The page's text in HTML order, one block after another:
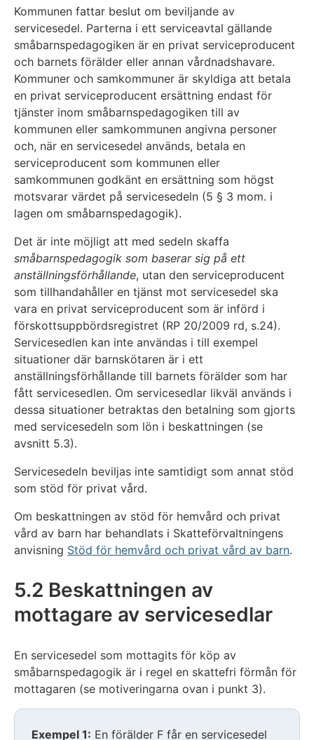
Kommunen fattar beslut om beviljande av
servicesedel. Parterna i ett serviceavtal gällande
småbarnspedagogiken är en privat serviceproducent
och barnets förälder eller annan vårdnadshavare.
Kommuner och samkommuner är skyldiga att betala
en privat serviceproducent ersättning endast för
tjänster inom småbarnspedagogiken till av
kommunen eller samkommunen angivna personer
och, när en servicesedel används, betala en
serviceproducent som kommunen eller
samkommunen godkänt en ersättning som högst
motsvarar värdet på servicesedeln (5 § 3 mom. i
lagen om småbarnspedagogik).
Det är inte möjligt att med sedeln skaffa
småbarnspedagogik som baserar sig på ett
anställningsförhållande, utan den serviceproducent
som tillhandahåller en tjänst mot servicesedel ska
vara en privat serviceproducent som är införd i
förskottsuppbördsregistret (RP 20/2009 rd, s.24).
Servicesedlen kan inte användas i till exempel
situationer där barnskötaren är i ett
anställningsförhållande till barnets förälder som har
fått servicesedlen. Om servicesedlar likväl används i
dessa situationer betraktas den betalning som gjorts
med servicesedeln som lön i beskattningen (se
avsnitt 5.3).
Servicesedeln beviljas inte samtidigt som annat stöd
som stöd för privat vård.
Om beskattningen av stöd för hemvård och privat
vård av barn har behandlats i Skatteförvaltningens
anvisning Stöd för hemvård och privat vård av barn.
5.2 Beskattningen av
mottagare av servicesedlar
En servicesedel som mottagits för köp av
småbarnspedagogik är i regel en skattefri förmån för
mottagaren (se motiveringarna ovan i punkt 3).
Exempel 1: En förälder F får en servicesedel